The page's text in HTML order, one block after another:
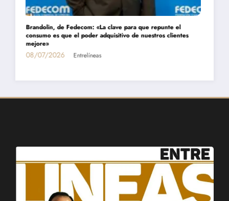
Daniel Montamat: «Todavía pagamos el costo del populismo
energético con los cortes de gas»
01/07/2026 Entrelíneas